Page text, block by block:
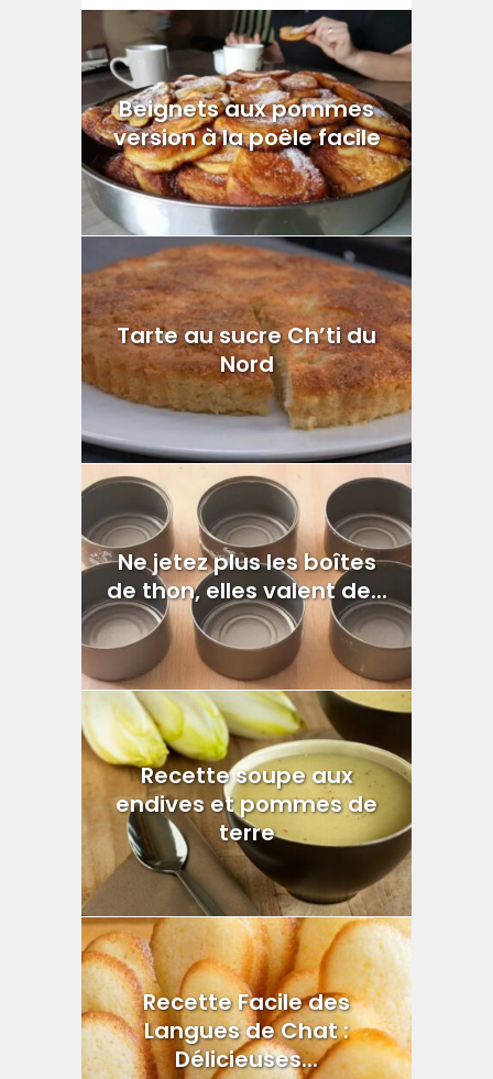
Beignets aux pommes
version à la poêle facile
Tarte au sucre Ch’ti du
Nord
Ne jetez plus les boîtes
de thon, elles valent de...
Recette soupe aux
endives et pommes de
terre
Recette Facile des
Langues de Chat :
Délicieuses...